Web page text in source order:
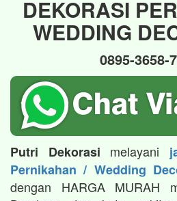
DEKORASI
WEDDING
0895-3658-
Putri Dekorasi melayani
Pernikahan / Wedding
dengan HARGA